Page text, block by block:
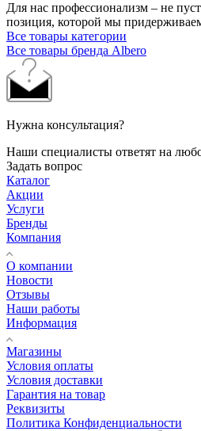
Для нас профессионализм – не
позиция, которой мы
Все товары категории
Все товары бренда Albero
Нужна консультация?
Наши специалисты ответят на
Задать вопрос
Каталог
Акции
Услуги
Бренды
Компания
О компании
Новости
Отзывы
Наши работы
Информация
Магазины
Условия оплаты
Условия доставки
Гарантия на товар
Реквизиты
Политика Конфиденциальности